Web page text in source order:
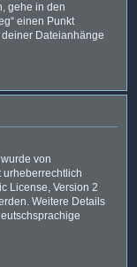
gehe in den
einen Punkt
Dateianhänge
von
urheberrechtlich
License, Version 2
Weitere Details